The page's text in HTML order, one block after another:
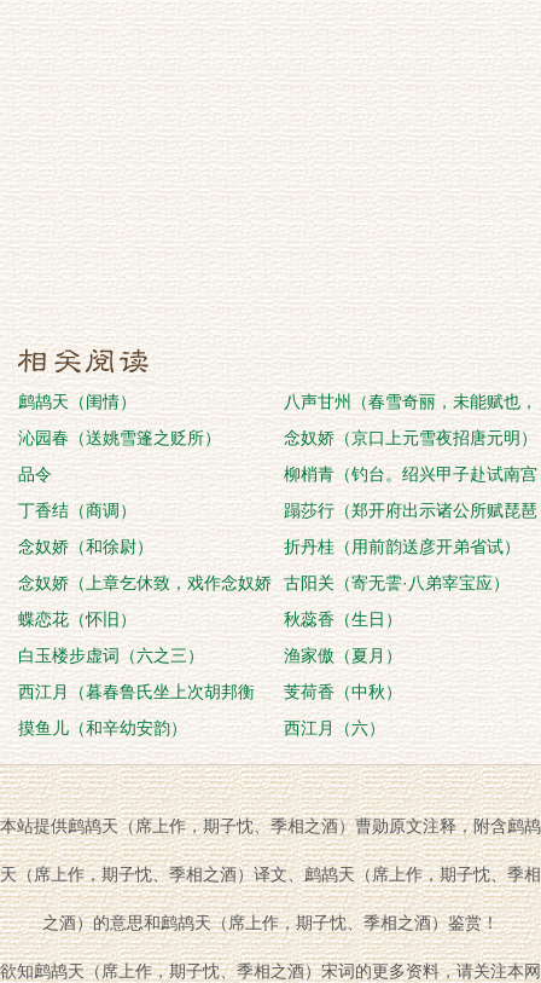
鹧鸪天（闺情）
八声甘州（春雪奇丽，未能赋也，
因古岩韵志喜）
沁园春（送姚雪篷之贬所）
念奴娇（京口上元雪夜招唐元明）
品令
柳梢青（钓台。绍兴甲子赴试南宫
登此，今三十三
丁香结（商调）
蹋莎行（郑开府出示诸公所赋琵琶
词，即席次韵）
念奴娇（和徐尉）
折丹桂（用前韵送彦开弟省试）
念奴娇（上章乞休致，戏作念奴娇
以自贺）
古阳关（寄无霅·八弟宰宝应）
蝶恋花（怀旧）
秋蕊香（生日）
白玉楼步虚词（六之三）
渔家傲（夏月）
西江月（暮春鲁氏坐上次胡邦衡
韵）
芰荷香（中秋）
摸鱼儿（和辛幼安韵）
西江月（六）
本站提供鹧鸪天（席上作，期子忱、季相之酒）曹勋原文注释，附含鹧鸪
天（席上作，期子忱、季相之酒）译文、鹧鸪天（席上作，期子忱、季相
之酒）的意思和鹧鸪天（席上作，期子忱、季相之酒）鉴赏！
欲知鹧鸪天（席上作，期子忱、季相之酒）宋词的更多资料，请关注本网